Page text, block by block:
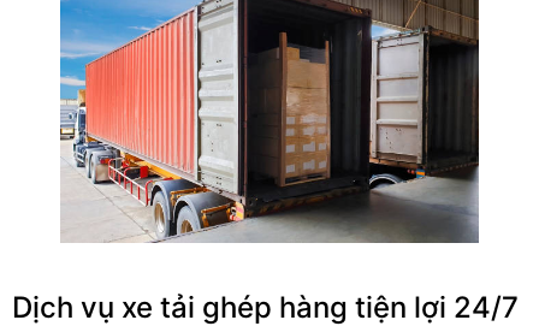
Dịch vụ xe tải ghép hàng tiện lợi 24/7